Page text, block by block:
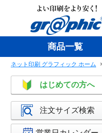
商品一覧
ネット印刷 グラフィック ホーム
はじめての方へ
注文サイズ検索